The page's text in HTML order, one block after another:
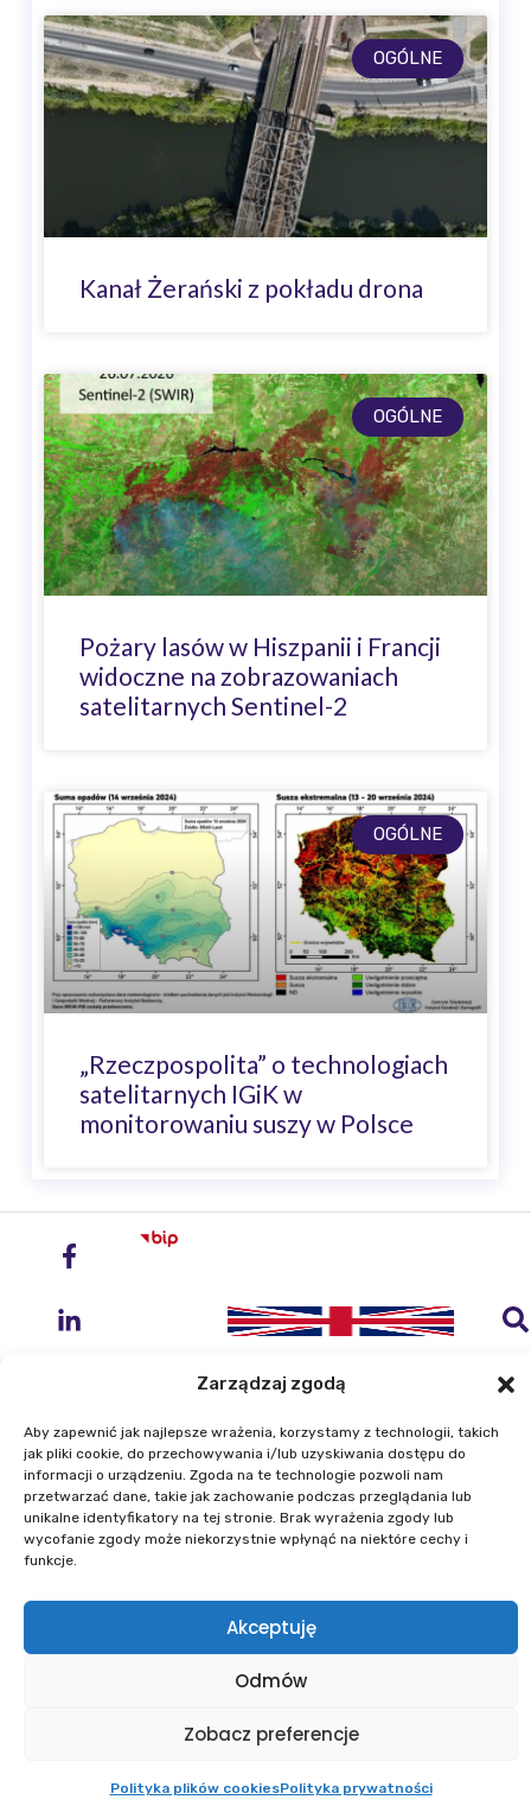
Zarządzaj zgodą
Aby zapewnić jak najlepsze wrażenia, korzystamy z technologii, takich
jak pliki cookie, do przechowywania i/lub uzyskiwania dostępu do
informacji o urządzeniu. Zgoda na te technologie pozwoli nam
przetwarzać dane, takie jak zachowanie podczas przeglądania lub
unikalne identyfikatory na tej stronie. Brak wyrażenia zgody lub
wycofanie zgody może niekorzystnie wpłynąć na niektóre cechy i
funkcje.
Akceptuję
Odmów
Zobacz preferencje
Polityka plików cookiesPolityka prywatności
OGÓLNE
Kanał Żerański z pokładu drona
OGÓLNE
Pożary lasów w Hiszpanii i Francji
widoczne na zobrazowaniach
satelitarnych Sentinel-2
OGÓLNE
„Rzeczpospolita” o technologiach
satelitarnych IGiK w
monitorowaniu suszy w Polsce
Instytut Geodezji i Kartografii
ul. Zygmunta Modzelewskiego 27
02-679 Warszawa
Telefon: +48 22 329 19 00
E-mail: igik@igik.edu.pl
Klauzule informacyjne IGiK
Powered by ESITIO - Your Digital Space